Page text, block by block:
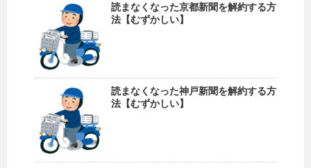
読まなくなった京都新聞を解約する方
法【むずかしい】
読まなくなった神戸新聞を解約する方
法【むずかしい】